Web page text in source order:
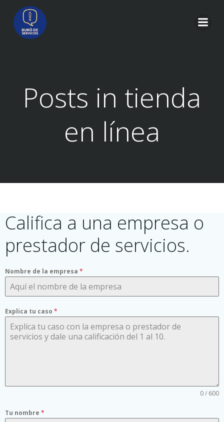
Posts in tienda
en línea
Califica a una empresa o
prestador de servicios.
Nombre de la empresa *
Explica tu caso *
0 / 600
Tu nombre *